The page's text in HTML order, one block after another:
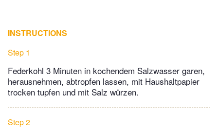
INSTRUCTIONS
Step 1
Federkohl 3 Minuten in kochendem Salzwasser garen,
herausnehmen, abtropfen lassen, mit Haushaltpapier
trocken tupfen und mit Salz würzen.
Step 2